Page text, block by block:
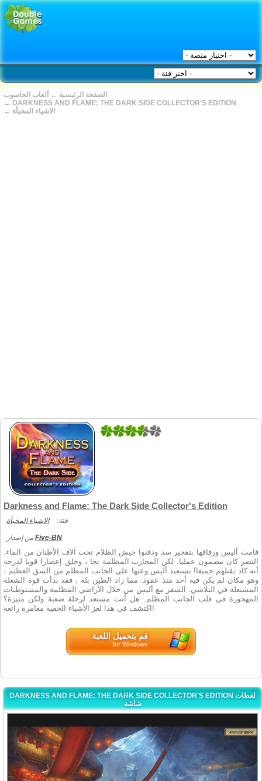
الصفحة الرئيسية ←
ألعاب الحاسوب
← DARKNESS AND FLAME: THE DARK SIDE COLLECTOR'S EDITION
← الاشياء المخبأة
2
Darkness and Flame: The Dark Side Collector's Edition
فئة: الاشياء المخبأة
Five-BN
قامت أليس ورفاقها بتفجير سد ودفنوا جيش الظلام تحت آلاف الأطنان من الماء.
النصر كان مضمون عمليا. لكن المحارب المظلمة نجا ، وخلق إعصارا قويا لدرجة
أنه كاد يقتلهم جميعا! تستعيد أليس وعيها على الجانب المظلم من الشق العظيم ،
وهو مكان لم يكن فيه أحد منذ عقود. مما زاد الطين بلة ، فقد بدأت قوة الشعلة
المشتعلة في التلاشي. السفر مع أليس من خلال الأراضي المظلمة والمستوطنات
المهجورة في قلب الجانب المظلم. هل أنت مستعد لرحلة صعبة ولكن مثيرة؟
اكتشف في هذا لغز الأشياء الخفية مغامرة رائعة!
قم بتحميل اللعبة
for Windows
DARKNESS AND FLAME: THE DARK SIDE COLLECTOR'S EDITION لقطات
شاشة